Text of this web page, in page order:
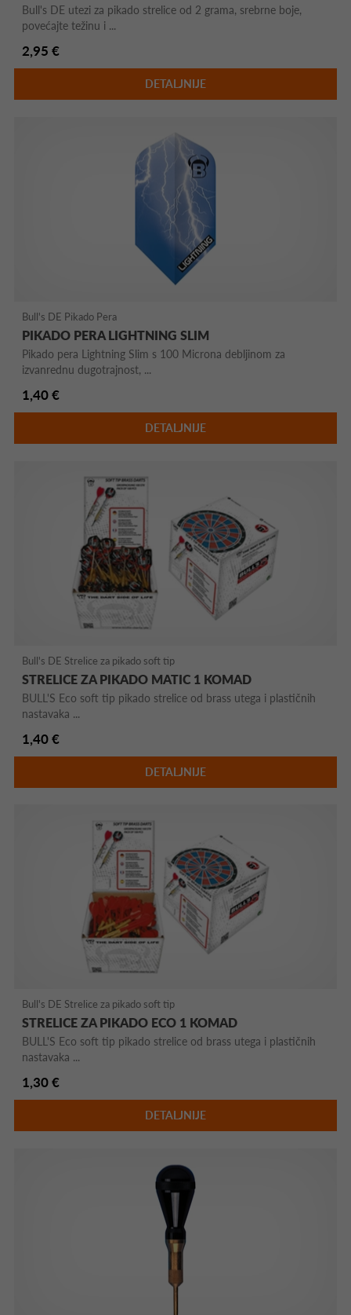
Bull's DE utezi za pikado strelice od 2 grama, srebrne boje,
povećajte težinu i ...
2,95 €
DETALJNIJE
Bull's DE Pikado Pera
PIKADO PERA LIGHTNING SLIM
Pikado pera Lightning Slim s 100 Microna debljinom za
izvanrednu dugotrajnost, ...
1,40 €
DETALJNIJE
Bull's DE Strelice za pikado soft tip
STRELICE ZA PIKADO MATIC 1 KOMAD
BULL'S Eco soft tip pikado strelice od brass utega i plastičnih
nastavaka ...
1,40 €
DETALJNIJE
Bull's DE Strelice za pikado soft tip
STRELICE ZA PIKADO ECO 1 KOMAD
BULL'S Eco soft tip pikado strelice od brass utega i plastičnih
nastavaka ...
1,30 €
DETALJNIJE